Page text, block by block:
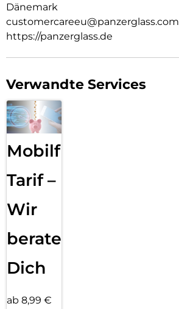
Dänemark
customercareeu@panzerglass.com
https://panzerglass.de
Verwandte Services
Mobilfunk
Tarif –
Wir
beraten
Dich
ab 8,99 €